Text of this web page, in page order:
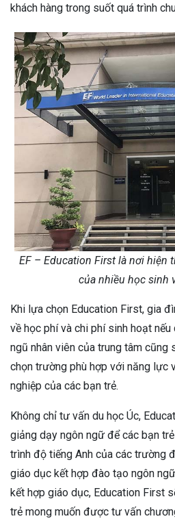
khách hàng trong suốt quá trình
EF – Education First là nơi hiện
của nhiều học sinh
Khi lựa chọn Education First, gia
về học phí và chi phí sinh hoạt
ngũ nhân viên của trung tâm cũng
chọn trường phù hợp với năng lực
nghiệp của các bạn trẻ.
Không chỉ tư vấn du học Úc,
giảng dạy ngôn ngữ để các bạn
trình độ tiếng Anh của các trường
giáo dục kết hợp đào tạo ngôn
kết hợp giáo dục, Education First
trẻ mong muốn được tư vấn